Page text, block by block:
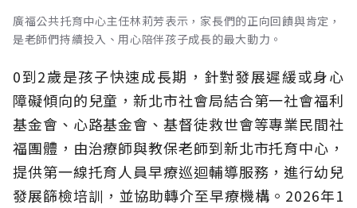
廣福公共托育中心主任林莉芳表示，家長們的正向回饋與肯定，
是老師們持續投入、用心陪伴孩子成長的最大動力。
0到2歲是孩子快速成長期，針對發展遲緩或身心
障礙傾向的兒童，新北市社會局結合第一社會福利
基金會、心路基金會、基督徒救世會等專業民間社
福團體，由治療師與教保老師到新北市托育中心，
提供第一線托育人員早療巡迴輔導服務，進行幼兒
發展篩檢培訓，並協助轉介至早療機構。2026年1